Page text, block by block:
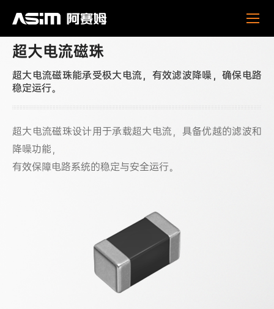
电
产品中心 磁珠
超大电流磁珠
超大电流磁珠能承受极大电流，有效滤波降噪，确保电路
稳定运行。
超大电流磁珠设计用于承载超大电流，具备优越的滤波和
降噪功能，
有效保障电路系统的稳定与安全运行。